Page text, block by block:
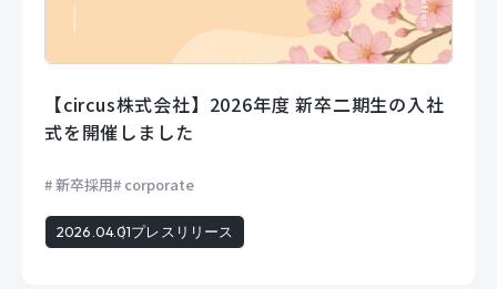
【circus株式会社】2026年度 新卒二期生の入社
式を開催しました
新卒採用 corporate
2026.04.01プレスリリース